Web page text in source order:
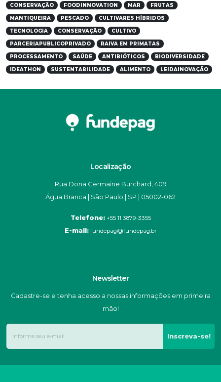
CONSERVAÇÃO FOODINNOVATION MAR FRUTAS
MANTIQUEIRA PESCADO CULTIVARES HÍBRIDOS
TECNOLOGIA CONSERVAÇÃO CULTIVO
PARCERIAPUBLICOPRIVADO RAIVA EM PRIMATAS
PROCESSAMENTO SAÚDE ANTIBIÓTICOS BIODIVERSIDADE
IDEATHON SUSTENTABILIDADE ALIMENTO LEIDAINOVAÇÃO
Localização
Rua Dona Germaine Burchard, 409
Água Branca | São Paulo | SP | 05002-062
Telefone:+55 11 3879-3355
E-mail:fundepag@fundepag.br
Newsletter
Cadastre-se e tenha acesso a nossas informações em primeira
mão!
Inscreva-se!